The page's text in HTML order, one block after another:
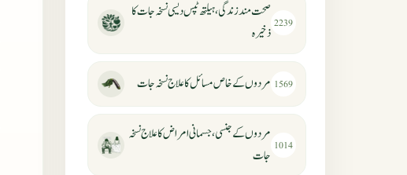
2239
صحت مند زندگی، ہیلتھ ٹپس دیسی نسخہ جات کا
ذخیرہ
1569 مردوں کے خاص مسائل کا علاج نسخہ جات
1014
مردوں کے جنسی، جسمانی امراض کا علاج نسخہ
جات